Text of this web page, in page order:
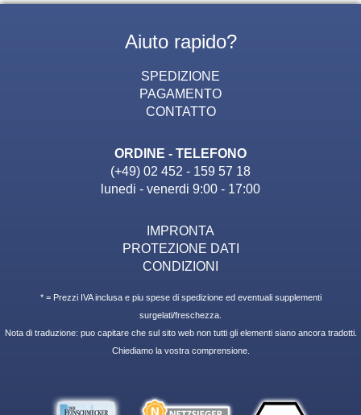
Aiuto rapido?
SPEDIZIONE
PAGAMENTO
CONTATTO
ORDINE - TELEFONO
(+49) 02 452 - 159 57 18
lunedi - venerdi 9:00 - 17:00
IMPRONTA
PROTEZIONE DATI
CONDIZIONI
* = Prezzi IVA inclusa e piu spese di spedizione ed eventuali supplementi
surgelati/freschezza.
Nota di traduzione: puo capitare che sul sito web non tutti gli elementi siano ancora tradotti.
Chiediamo la vostra comprensione.